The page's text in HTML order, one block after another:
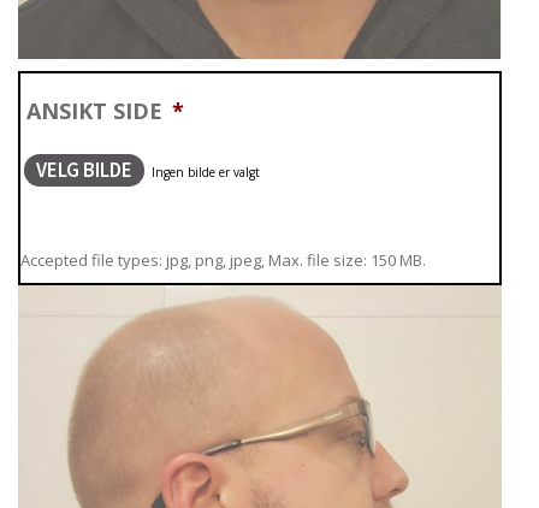
ANSIKT SIDE *
VELG BILDE
Accepted file types: jpg, png, jpeg, Max. file size: 150 MB.